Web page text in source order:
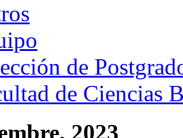
de
de Ciencias
2023